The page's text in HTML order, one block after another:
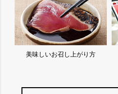
美味しいお召し上がり方